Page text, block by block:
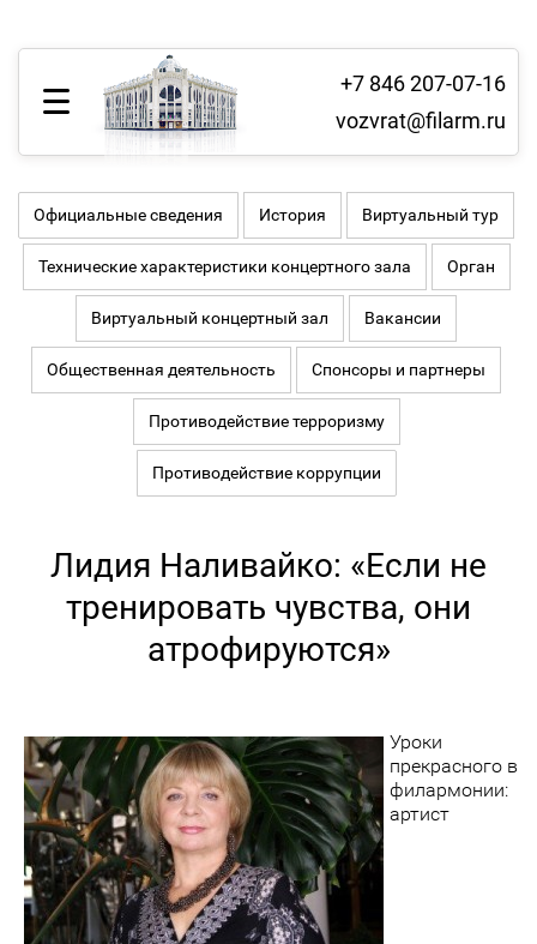
+7 846 207-07-16
vozvrat@filarm.ru
Официальные сведения История Виртуальный тур
Технические характеристики концертного зала Орган
Виртуальный концертный зал Вакансии
Общественная деятельность Спонсоры и партнеры
Противодействие терроризму
Противодействие коррупции
Лидия Наливайко: «Если не
тренировать чувства, они
атрофируются»
Уроки
прекрасного в
филармонии:
артист